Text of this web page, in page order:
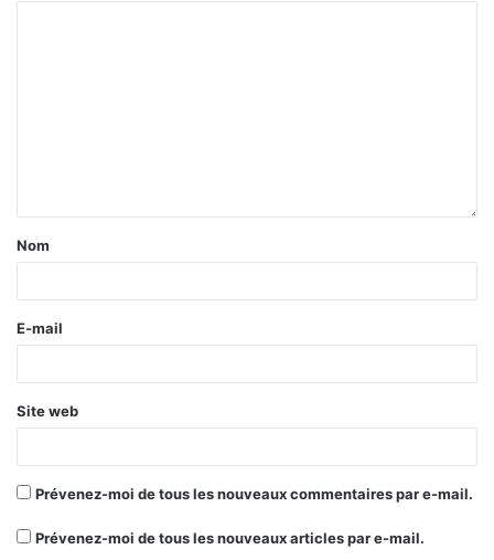
Nom
E-mail
Site web
Prévenez-moi de tous les nouveaux commentaires par e-mail.
Prévenez-moi de tous les nouveaux articles par e-mail.